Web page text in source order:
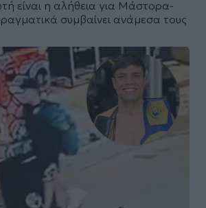
είναι η αλήθεια για Μάστορα-
συμβαίνει ανάμεσα τους